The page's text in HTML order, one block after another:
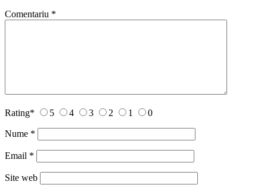
Comentariu *
Rating* 5 4 3 2 1 0
Nume *
Email *
Site web